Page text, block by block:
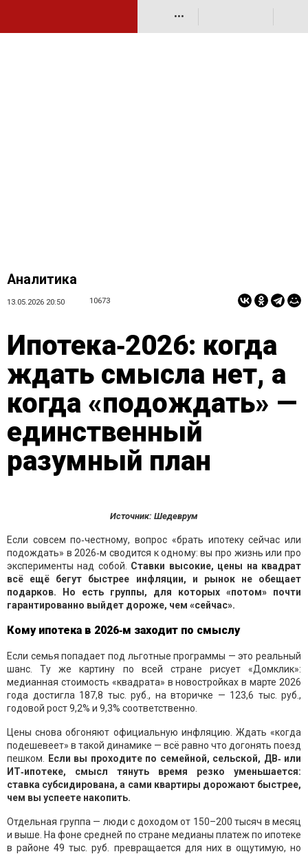
•••
Аналитика
13.05.2026 20:50 10673
Ипотека‑2026: когда
ждать смысла нет, а
когда «подождать» —
единственный
разумный план
Источник: Шедеврум
Если совсем по‑честному, вопрос «брать ипотеку сейчас или
подождать» в 2026‑м сводится к одному: вы про жизнь или про
эксперименты над собой. Ставки высокие, цены на квадрат
всё ещё бегут быстрее инфляции, и рынок не обещает
подарков. Но есть группы, для которых «потом» почти
гарантированно выйдет дороже, чем «сейчас».
Кому ипотека в 2026‑м заходит по смыслу
Если семья попадает под льготные программы — это реальный
шанс. Ту же картину по всей стране рисует «Домклик»:
медианная стоимость «квадрата» в новостройках в марте 2026
года достигла 187,8 тыс. руб., на вторичке — 123,6 тыс. руб.,
годовой рост 9,2% и 9,3% соответственно.
Цены снова обгоняют официальную инфляцию. Ждать «когда
подешевеет» в такой динамике — всё равно что догонять поезд
пешком.
Если вы проходите по семейной, сельской, ДВ‑ или
ИТ‑ипотеке, смысл тянуть время резко уменьшается:
ставка субсидирована, а сами квартиры дорожают быстрее,
чем вы успеете накопить.
Отдельная группа — люди с доходом от 150–200 тысяч в месяц
и выше. На фоне средней по стране медианы платеж по ипотеке
в районе 49 тыс. руб. превращается для них в ощутимую, но